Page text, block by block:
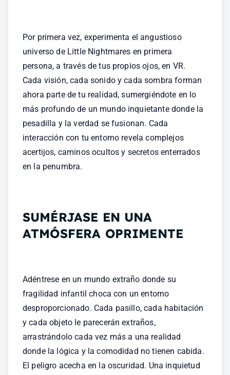
Por primera vez, experimenta el angustioso
universo de Little Nightmares en primera
persona, a través de tus propios ojos, en VR.
Cada visión, cada sonido y cada sombra forman
ahora parte de tu realidad, sumergiéndote en lo
más profundo de un mundo inquietante donde la
pesadilla y la verdad se fusionan. Cada
interacción con tu entorno revela complejos
acertijos, caminos ocultos y secretos enterrados
en la penumbra.
SUMÉRJASE EN UNA
ATMÓSFERA OPRIMENTE
Adéntrese en un mundo extraño donde su
fragilidad infantil choca con un entorno
desproporcionado. Cada pasillo, cada habitación
y cada objeto le parecerán extraños,
arrastrándolo cada vez más a una realidad
donde la lógica y la comodidad no tienen cabida.
El peligro acecha en la oscuridad. Una inquietud